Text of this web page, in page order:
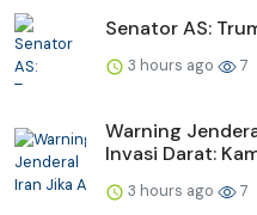
Senator AS:
3 hours ago 7
Warning
Invasi Darat:
3 hours ago 7